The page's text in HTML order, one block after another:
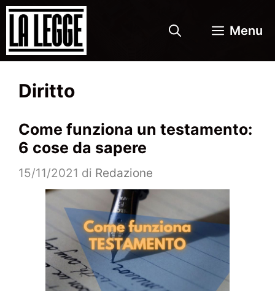
Vai
contenuto
Menu
Diritto
Come funziona un testamento:
6 cose da sapere
15/11/2021 di Redazione